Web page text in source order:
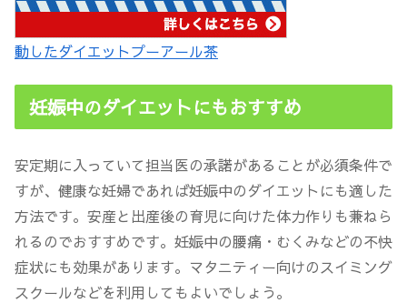
動したダイエットプーアール茶
妊娠中のダイエットにもおすすめ
安定期に入っていて担当医の承諾があることが必須条件で
すが、健康な妊婦であれば妊娠中のダイエットにも適した
方法です。安産と出産後の育児に向けた体力作りも兼ねら
れるのでおすすめです。妊娠中の腰痛・むくみなどの不快
症状にも効果があります。マタニティー向けのスイミング
スクールなどを利用してもよいでしょう。